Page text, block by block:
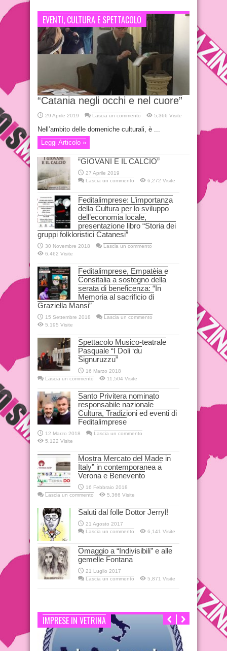
EVENTI, CULTURA E SPETTACOLO
“Catania negli occhi e nel cuore”
29 Aprile 2019 Lascia un commento 5,366 Visite
Nell’ambito delle domeniche culturali, è ...
Leggi Articolo »
“GIOVANI E IL CALCIO”
27 Aprile 2019
Lascia un commento
6,272 Visite
Feditalimprese: L’importanza
della Cultura per lo sviluppo
dell’economia locale,
presentazione libro “Storia dei
gruppi folkloristici Catanesi”
30 Novembre 2018
Lascia un commento
6,462 Visite
Feditalimprese, Empatèia e
Consitalia a sostegno della
serata di beneficenza: “In
Memoria al sacrificio di
Graziella Mansi”
15 Settembre 2018
Lascia un commento
5,195 Visite
Spettacolo Musico-teatrale
Pasquale “I Doli ‘du
Signuruzzu”
16 Marzo 2018
Lascia un commento
11,504 Visite
Santo Privitera nominato
responsabile nazionale
Cultura, Tradizioni ed eventi di
Feditalimprese
12 Marzo 2018
Lascia un commento
5,122 Visite
Mostra Mercato del Made in
Italy” in contemporanea a
Verona e Benevento
16 Febbraio 2018
Lascia un commento
5,366 Visite
Saluti dal folle Dottor Jerryl!
21 Agosto 2017
Lascia un commento
6,141 Visite
Omaggio a “Indivisibili” e alle
gemelle Fontana
21 Luglio 2017
Lascia un commento
5,871 Visite
IMPRESE IN VETRINA